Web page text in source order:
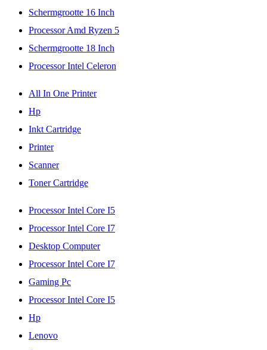
Schermgrootte 16 Inch
Processor Amd Ryzen 5
Schermgrootte 18 Inch
Processor Intel Celeron
All In One Printer
Hp
Inkt Cartridge
Printer
Scanner
Toner Cartridge
Processor Intel Core I5
Processor Intel Core I7
Desktop Computer
Processor Intel Core I7
Gaming Pc
Processor Intel Core I5
Hp
Lenovo